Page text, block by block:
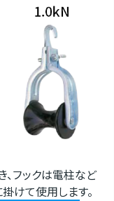
フックは電柱など
けて使用します。